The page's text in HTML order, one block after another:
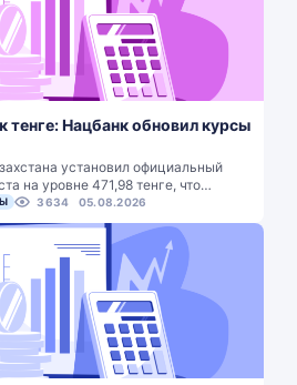
тенге: Нацбанк обновил курсы
установил официальный
на уровне 471,98 тенге, что…
3634 05.08.2026